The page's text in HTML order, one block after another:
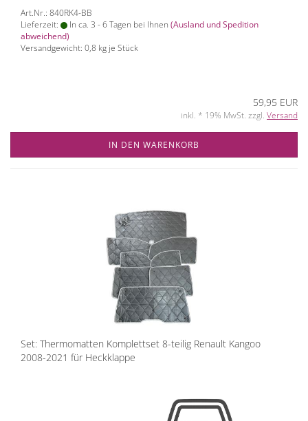
Art.Nr.: 840RK4-BB
Lieferzeit:
In ca. 3 - 6 Tagen bei Ihnen (Ausland und Spedition
abweichend)
Versandgewicht: 0,8 kg je Stück
59,95 EUR
inkl. * 19% MwSt. zzgl. Versand
IN DEN WARENKORB
Set: Thermomatten Komplettset 8-teilig Renault Kangoo
2008-2021 für Heckklappe